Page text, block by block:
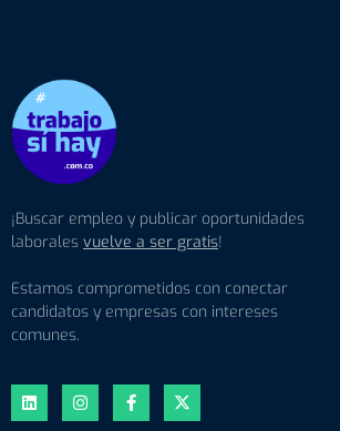
¡Buscar empleo y publicar oportunidades
laborales vuelve a ser gratis!
Estamos comprometidos con conectar
candidatos y empresas con intereses
comunes.